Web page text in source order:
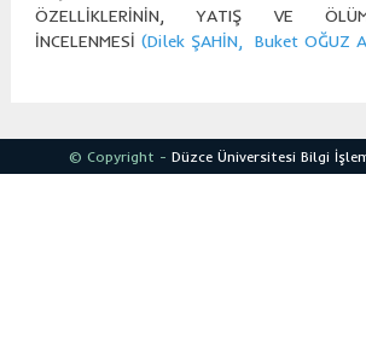
ÖZELLİKLERİNİN, YATIŞ VE
İNCELENMESİ (Dilek ŞAHİN, Buket OĞUZ
© Copyright - Düzce Üniversitesi Bilgi